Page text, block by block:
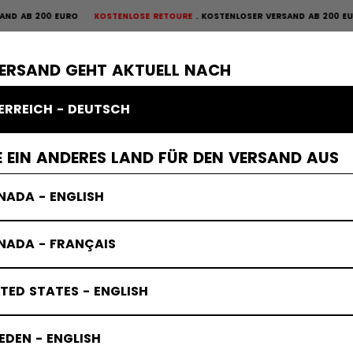
GEHT AKTUELL NACH
- DEUTSCH
EIN ANDERES LAND FÜR DEN VERSAND AUS
- ENGLISH
- FRANÇAIS
STATES - ENGLISH
- ENGLISH
200 EUROKOSTENLOSE RETOURE KOSTENLOSER VERSAND AB 200 EURO
SCHUTZAUSRÜSTUNG TORWART BEKLEIDUNG